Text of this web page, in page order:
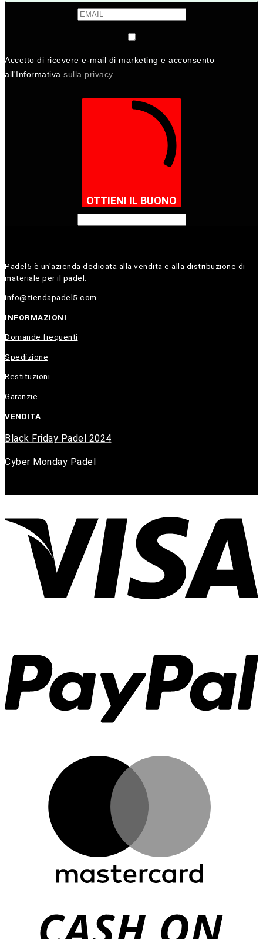
Accetto di ricevere e-mail di marketing e acconsento
all'Informativa sulla privacy.
OTTIENI IL BUONO
Padel5 è un'azienda dedicata alla vendita e alla distribuzione di
materiale per il padel.
info@tiendapadel5.com
INFORMAZIONI
Domande frequenti
Spedizione
Restituzioni
Garanzie
VENDITA
Black Friday Padel 2024
Cyber Monday Padel